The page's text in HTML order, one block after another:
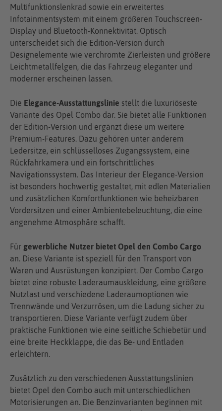
Multifunktionslenkrad sowie ein erweitertes
Infotainmentsystem mit einem größeren Touchscreen-
Display und Bluetooth-Konnektivität. Optisch
unterscheidet sich die Edition-Version durch
Designelemente wie verchromte Zierleisten und größere
Leichtmetallfelgen, die das Fahrzeug eleganter und
moderner erscheinen lassen.
Die Elegance-Ausstattungslinie stellt die luxuriöseste
Variante des Opel Combo dar. Sie bietet alle Funktionen
der Edition-Version und ergänzt diese um weitere
Premium-Features. Dazu gehören unter anderem
Ledersitze, ein schlüsselloses Zugangssystem, eine
Rückfahrkamera und ein fortschrittliches
Navigationssystem. Das Interieur der Elegance-Version
ist besonders hochwertig gestaltet, mit edlen Materialien
und zusätzlichen Komfortfunktionen wie beheizbaren
Vordersitzen und einer Ambientebeleuchtung, die eine
angenehme Atmosphäre schafft.
Für gewerbliche Nutzer bietet Opel den Combo Cargo
an. Diese Variante ist speziell für den Transport von
Waren und Ausrüstungen konzipiert. Der Combo Cargo
bietet eine robuste Laderaumauskleidung, eine größere
Nutzlast und verschiedene Laderaumoptionen wie
Trennwände und Verzurrösen, um die Ladung sicher zu
transportieren. Diese Variante verfügt zudem über
praktische Funktionen wie eine seitliche Schiebetür und
eine breite Heckklappe, die das Be- und Entladen
erleichtern.
Zusätzlich zu den verschiedenen Ausstattungslinien
bietet Opel den Combo auch mit unterschiedlichen
Motorisierungen an. Die Benzinvarianten beginnen mit